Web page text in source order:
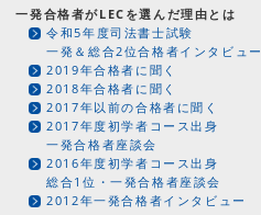
一発合格者がLECを選んだ理由とは
令和5年度司法書士試験
一発＆総合2位合格者インタビュー
2019年合格者に聞く
2018年合格者に聞く
2017年以前の合格者に聞く
2017年度初学者コース出身
一発合格者座談会
2016年度初学者コース出身
総合1位・一発合格者座談会
2012年一発合格者インタビュー